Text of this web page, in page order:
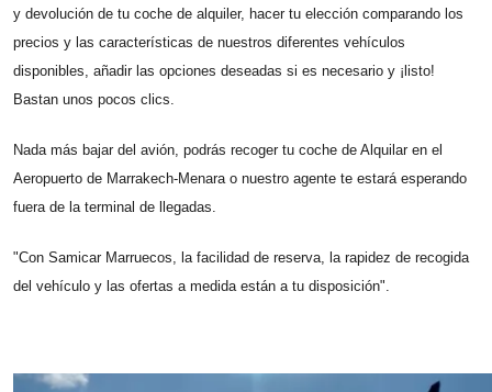
y devolución de tu coche de alquiler, hacer tu elección comparando los
precios y las características de nuestros diferentes vehículos
disponibles, añadir las opciones deseadas si es necesario y ¡listo!
Bastan unos pocos clics.
Nada más bajar del avión, podrás recoger tu coche de Alquilar en el
Aeropuerto de Marrakech-Menara o nuestro agente te estará esperando
fuera de la terminal de llegadas.
"Con Samicar Marruecos, la facilidad de reserva, la rapidez de recogida
del vehículo y las ofertas a medida están a tu disposición".